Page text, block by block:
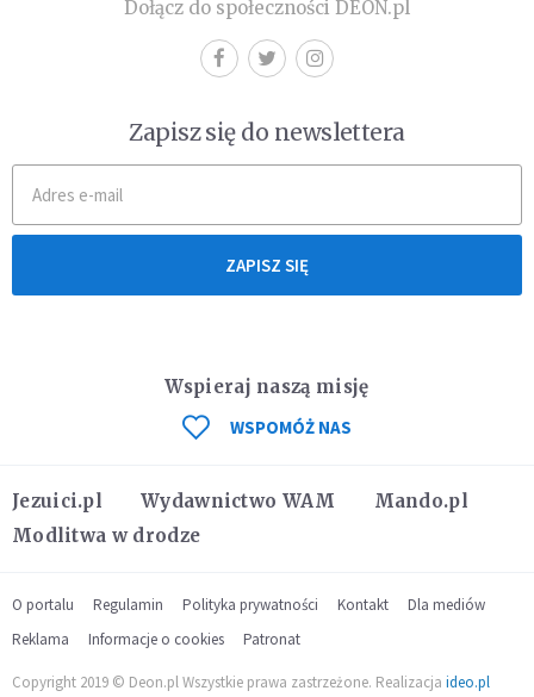
Dołącz do społeczności DEON.pl
Zapisz się do newslettera
ZAPISZ SIĘ
Jezuici.pl Wydawnictwo WAM
Mando.pl
Modlitwa w drodze
Wspieraj naszą misję
WSPOMÓŻ NAS
O portalu Regulamin Polityka prywatności Kontakt
Dla mediów
Reklama
Informacje o cookies Patronat
Copyright 2019 © Deon.pl Wszystkie prawa zastrzeżone. Realizacja ideo.pl